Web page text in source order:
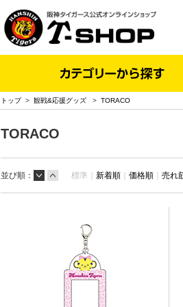
トップ> 観戦&応援グッズ > TORACO
TORACO
並び順： 標準｜ 新着順 ｜ 価格順 ｜ 売れ